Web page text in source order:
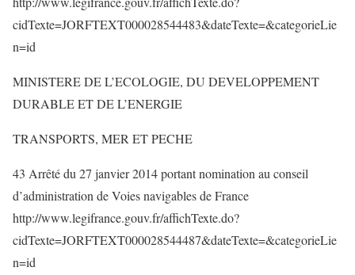
cidTexte=JORFTEXT000028544483&dateTexte=&categorieLie
n=id
MINISTERE DE L’ECOLOGIE, DU DEVELOPPEMENT
DURABLE ET DE L’ENERGIE
TRANSPORTS, MER ET PECHE
43 Arrêté du 27 janvier 2014 portant nomination au conseil
d’administration de Voies navigables de France
http://www.legifrance.gouv.fr/affichTexte.do?
cidTexte=JORFTEXT000028544487&dateTexte=&categorieLie
n=id